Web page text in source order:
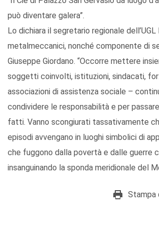
può diventare galera”.
Lo dichiara il segretario regionale
metalmeccanici, nonché componente di
Giuseppe Giordano. “Occorre mettere
soggetti coinvolti, istituzioni, sindacati,
associazioni di assistenza sociale –
condividere le responsabilità e per
fatti. Vanno scongiurati tassativamente
episodi avvengano in luoghi simbolici di
che fuggono dalla povertà e dalle guerre
insanguinando la sponda meridionale del
Stampa